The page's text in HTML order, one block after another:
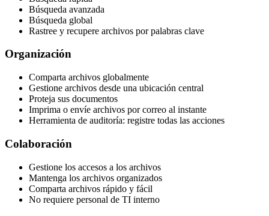
Búsqueda avanzada
Búsqueda global
Rastree y recupere archivos por palabras clave
Organización
Comparta archivos globalmente
Gestione archivos desde una ubicación central
Proteja sus documentos
Imprima o envíe archivos por correo al instante
Herramienta de auditoría: registre todas las acciones
Colaboración
Gestione los accesos a los archivos
Mantenga los archivos organizados
Comparta archivos rápido y fácil
No requiere personal de TI interno